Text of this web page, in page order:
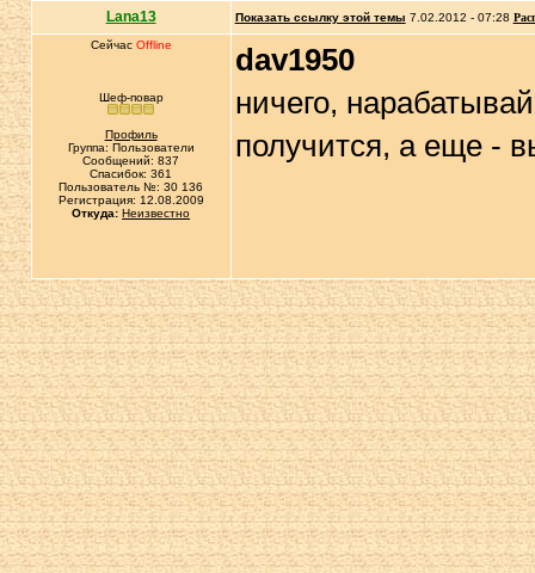
Lana13 Показать ссылку этой темы 7.02.2012 - 07:28
Сейчас Offline
Шеф-повар
Профиль
Группа: Пользователи
Сообщений: 837
Спасибок: 361
Пользователь №: 30 136
Регистрация: 12.08.2009
Откуда: Неизвестно
dav1950
ничего,
получится, а еще -